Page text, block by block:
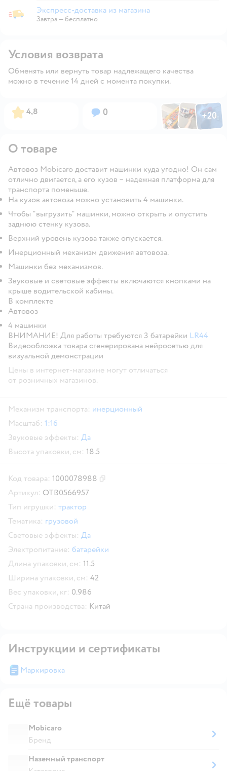
Экспресс-доставка из магазина
Экспресс-доставка из магазина
Завтра—бесплатно
Условия возврата
Обменять или вернуть товар надлежащего качества
можно в течение 14 дней с момента покупки.
Рейтинг:
4,8 Вопросов:
0 ФотоФотоФото
+20
Открыть
О товаре
Автовоз Mobicaro доставит машинки куда угодно! Он сам
отлично двигается, а его кузов – надежная платформа для
транспорта поменьше.
На кузов автовоза можно установить 4 машинки.
Чтобы "выгрузить" машинки, можно открыть и опустить
заднюю стенку кузова.
Верхний уровень кузова также опускается.
Инерционный механизм движения автовоза.
Машинки без механизмов.
Звуковые и световые эффекты включаются кнопками на
крыше водительской кабины.
В комплекте
Автовоз
4 машинки
ВНИМАНИЕ! Для работы требуются 3 батарейки LR44
Видеообложка товара сгенерирована нейросетью для
визуальной демонстрации
Цены в интернет-магазине могут отличаться
от розничных магазинов.
Механизм транспорта: инерционный
Масштаб: 1:16
Звуковые эффекты: Да
Высота упаковки, см: 18.5
Код товара: 1000078988
Артикул: OTB0566957
Тип игрушки: трактор
Тематика: грузовой
Световые эффекты: Да
Электропитание: батарейки
Длина упаковки, см: 11.5
Ширина упаковки, см: 42
Вес упаковки, кг: 0.986
Страна производства: Китай
Инструкции и сертификаты
Маркировка
Ещё товары
Mobicaro
Бренд
Наземный транспорт